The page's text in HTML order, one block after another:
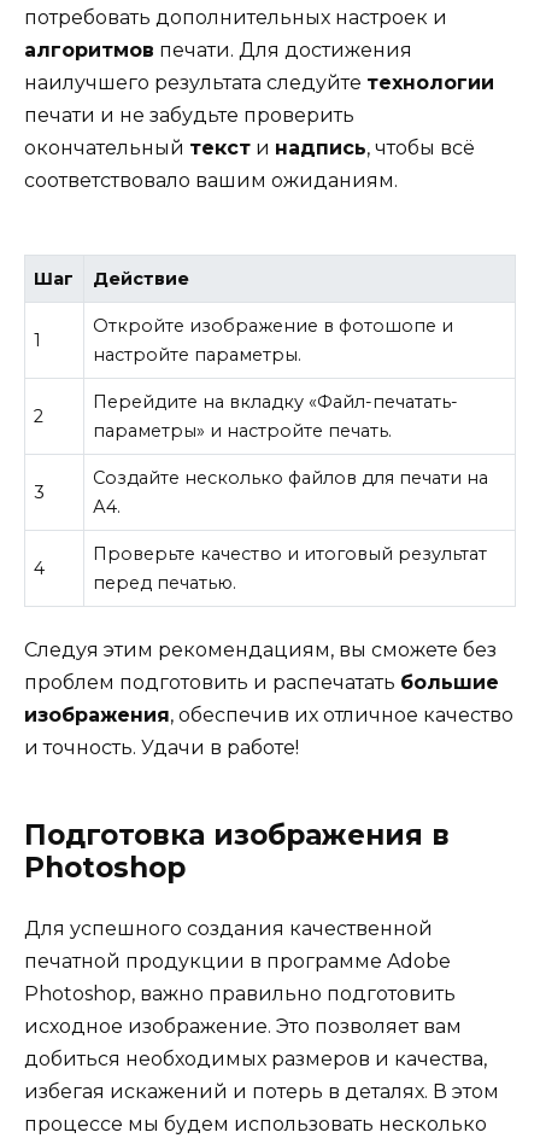
потребовать дополнительных настроек и
алгоритмов печати. Для достижения
наилучшего результата следуйте технологии
печати и не забудьте проверить
окончательный текст и надпись, чтобы всё
соответствовало вашим ожиданиям.
Шаг Действие
1
Откройте изображение в фотошопе и
настройте параметры.
2
Перейдите на вкладку «Файл-печатать-
параметры» и настройте печать.
3
Создайте несколько файлов для печати на
А4.
4
Проверьте качество и итоговый результат
перед печатью.
Следуя этим рекомендациям, вы сможете без
проблем подготовить и распечатать большие
изображения, обеспечив их отличное качество
и точность. Удачи в работе!
Подготовка изображения в
Photoshop
Для успешного создания качественной
печатной продукции в программе Adobe
Photoshop, важно правильно подготовить
исходное изображение. Это позволяет вам
добиться необходимых размеров и качества,
избегая искажений и потерь в деталях. В этом
процессе мы будем использовать несколько